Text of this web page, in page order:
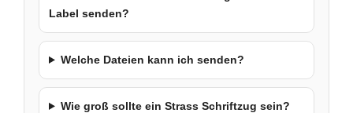
Label senden?
Welche Dateien kann ich senden?
Wie groß sollte ein Strass Schriftzug sein?